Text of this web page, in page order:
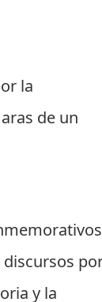
la
de un
discursos
y la